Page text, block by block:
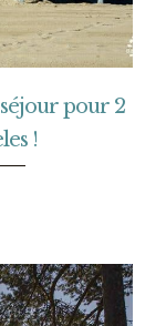
pour 2
!